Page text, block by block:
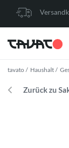
tavato Haushalt
Zurück zu